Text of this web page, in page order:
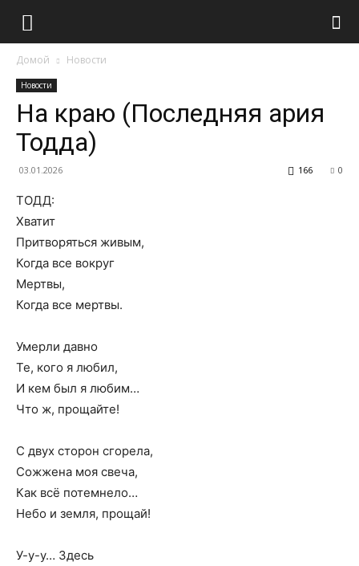
Домой Новости
Новости
На краю (Последняя ария
Тодда)
03.01.2026 0
166
ТОДД:
Хватит
Притворяться живым,
Когда все вокруг
Мертвы,
Когда все мертвы.
Умерли давно
Те, кого я любил,
И кем был я любим…
Что ж, прощайте!
С двух сторон сгорела,
Сожжена моя свеча,
Как всё потемнело…
Небо и земля, прощай!
У-у-у… Здесь